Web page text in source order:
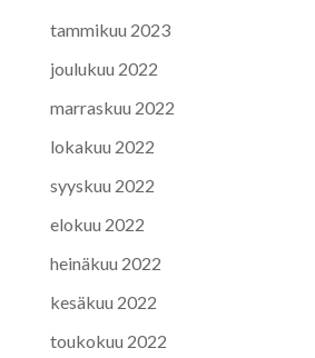
tammikuu 2023
joulukuu 2022
marraskuu 2022
lokakuu 2022
syyskuu 2022
elokuu 2022
heinäkuu 2022
kesäkuu 2022
toukokuu 2022